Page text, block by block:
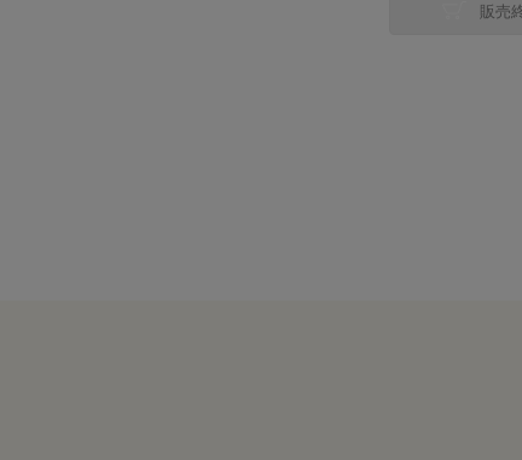
販売